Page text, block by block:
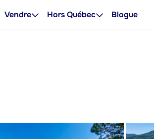
Vendre Hors Québec Blogue